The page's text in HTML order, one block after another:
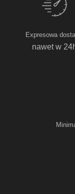
Expresowa
nawet w